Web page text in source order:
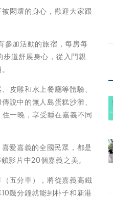
悶壞的身心，歡迎大家跟
參加活動的旅宿，每房每
道舒展身心，從入門親
皮雕和水上餐廳等體驗、
說中的無人島蛋糕沙灘、
一晚，享受睡在嘉義不同
愛嘉義的全國民眾，都是
影片中20個嘉義之美。
五分車），將從嘉義高鐵
幾分鐘就能到朴子和新港